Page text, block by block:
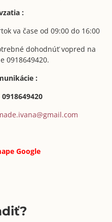
:
va čase od 09:00 do 16:00
dohodnúť vopred na
0918649420.
:
0918649420
Google